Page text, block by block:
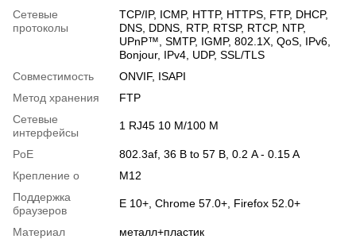
Сетевые
протоколы
TCP/IP, ICMP, HTTP, HTTPS, FTP, DHCP,
DNS, DDNS, RTP, RTSP, RTCP, NTP,
UPnP™, SMTP, IGMP, 802.1X, QoS, IPv6,
Bonjour, IPv4, UDP, SSL/TLS
Совместимость
ONVIF, ISAPI
Метод хранения
FTP
Сетевые
интерфейсы
1 RJ45 10 M/100 M
PoE
802.3af, 36 В to 57 В, 0.2 A - 0.15 A
Крепление о
M12
Поддержка
браузеров
E 10+, Chrome 57.0+, Firefox 52.0+
Материал
металл+пластик